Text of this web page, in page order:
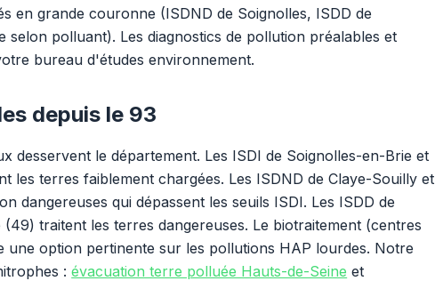
en grande couronne (ISDND de Soignolles, ISDD de
selon polluant). Les diagnostics de pollution préalables et
bureau d'études environnement.
depuis le 93
desservent le département. Les ISDI de Soignolles-en-Brie et
les terres faiblement chargées. Les ISDND de Claye-Souilly et
dangereuses qui dépassent les seuils ISDI. Les ISDD de
traitent les terres dangereuses. Le biotraitement (centres
option pertinente sur les pollutions HAP lourdes. Notre
:évacuation terre polluée Hauts-de-Seine et